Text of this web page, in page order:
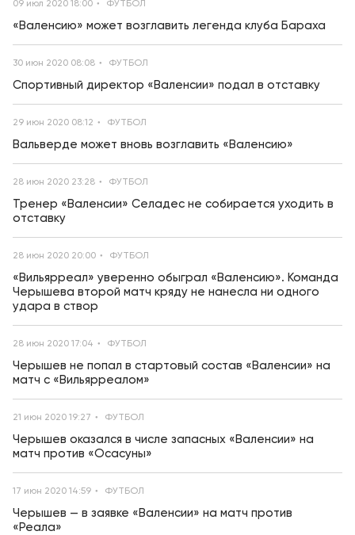
09 июл 2020 18:00 ФУТБОЛ
«Валенсию» может возглавить легенда клуба Бараха
30 июн 2020 08:08 ФУТБОЛ
Спортивный директор «Валенсии» подал в отставку
29 июн 2020 08:12 ФУТБОЛ
Вальверде может вновь возглавить «Валенсию»
28 июн 2020 23:28 ФУТБОЛ
Тренер «Валенсии» Селадес не собирается уходить в
отставку
28 июн 2020 20:00 ФУТБОЛ
«Вильярреал» уверенно обыграл «Валенсию». Команда
Черышева второй матч кряду не нанесла ни одного
удара в створ
28 июн 2020 17:04 ФУТБОЛ
Черышев не попал в стартовый состав «Валенсии» на
матч с «Вильярреалом»
21 июн 2020 19:27 ФУТБОЛ
Черышев оказался в числе запасных «Валенсии» на
матч против «Осасуны»
17 июн 2020 14:59 ФУТБОЛ
Черышев — в заявке «Валенсии» на матч против
«Реала»